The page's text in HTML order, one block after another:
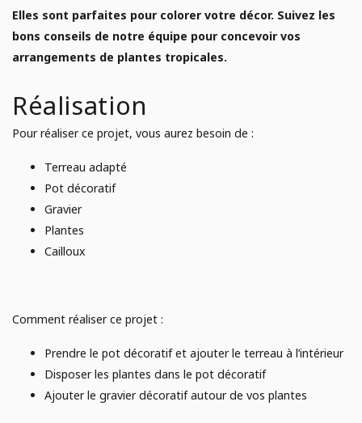
AGRICULTURE URBAINE
JARDINAGE
POTAGER
Analyse de sol
Campagne de financement
Poules
Elles sont parfaites pour colorer votre décor. Suivez les
bons conseils de notre équipe pour concevoir vos
arrangements de plantes tropicales.
Réalisation
Pour réaliser ce projet, vous aurez besoin de :
Terreau adapté
Pot décoratif
Gravier
Plantes
Cailloux
Comment réaliser ce projet :
Prendre le pot décoratif et ajouter le terreau à l’intérieur
Disposer les plantes dans le pot décoratif
Ajouter le gravier décoratif autour de vos plantes